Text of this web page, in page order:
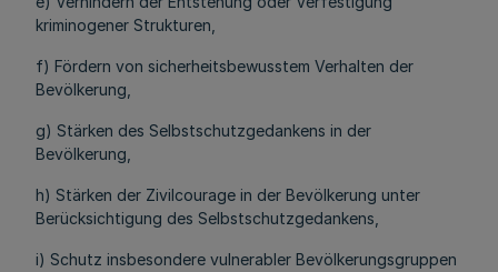
kriminogener Strukturen,
f) Fördern von sicherheitsbewusstem Verhalten der
Bevölkerung,
g) Stärken des Selbstschutzgedankens in der
Bevölkerung,
h) Stärken der Zivilcourage in der Bevölkerung unter
Berücksichtigung des Selbstschutzgedankens,
i) Schutz insbesondere vulnerabler Bevölkerungsgruppen